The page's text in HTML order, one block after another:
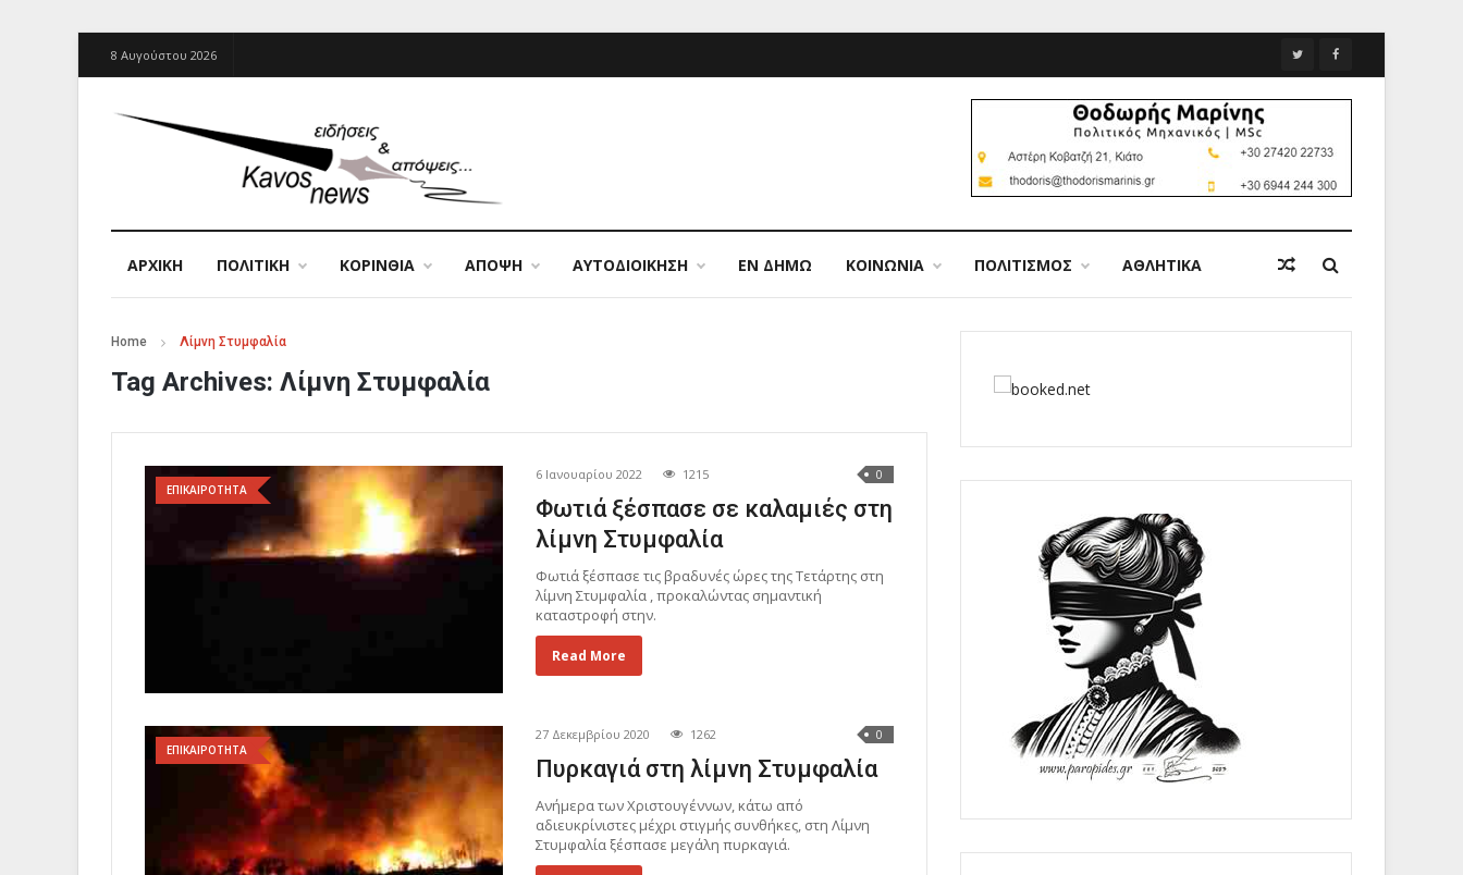
8 Αυγούστου 2026
ΑΡΧΙΚΉ ΠΟΛΙΤΙΚΗ ΚΟΡΙΝΘΙΑ ΑΠΟΨΗ ΑΥΤΟΔΙΟΙΚΗΣΗ ΕΝ ΔΗΜΩ ΚΟΙΝΩΝΙΑ ΠΟΛΙΤΙΣΜΟΣ ΑΘΛΗΤΙΚΑ
Home Λίμνη Στυμφαλία
Tag Archives: Λίμνη Στυμφαλία
ΕΠΙΚΑΙΡΟΤΗΤΑ
6 Ιανουαρίου 2022 1215 0
Φωτιά ξέσπασε σε καλαμιές στη
λίμνη Στυμφαλία
Φωτιά ξέσπασε τις βραδυνές ώρες της Τετάρτης στη
λίμνη Στυμφαλία , προκαλώντας σημαντική
καταστροφή στην.
Read More
ΕΠΙΚΑΙΡΟΤΗΤΑ
27 Δεκεμβρίου 2020 1262 0
Πυρκαγιά στη λίμνη Στυμφαλία
Ανήμερα των Χριστουγέννων, κάτω από
αδιευκρίνιστες μέχρι στιγμής συνθήκες, στη Λίμνη
Στυμφαλία ξέσπασε μεγάλη πυρκαγιά.